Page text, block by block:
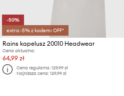
-50%
extra -5% z kodem: OFF*
Rains kapelusz 20010 Headwear
Cena aktualna:
64,99 zł
Cena regularna:129,99 zł
Najniższa cena:129,99 zł